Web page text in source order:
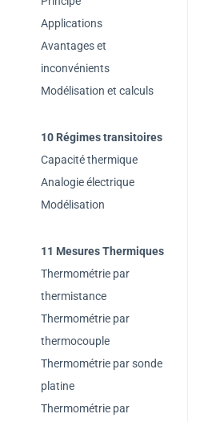
Applications
Avantages et
inconvénients
Modélisation et calculs
10 Régimes transitoires
Capacité thermique
Analogie électrique
Modélisation
11 Mesures Thermiques
Thermométrie par
thermistance
Thermométrie par
thermocouple
Thermométrie par sonde
platine
Thermométrie par